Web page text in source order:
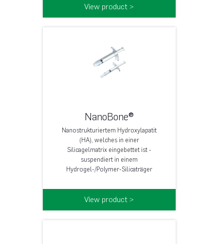
View product >
NanoBone®
Nanostrukturiertem Hydroxylapatit
(HA), welches in einer
Silicagelmatrix eingebettet ist -
suspendiert in einem
Hydrogel-/Polymer-Silicaträger
View product >